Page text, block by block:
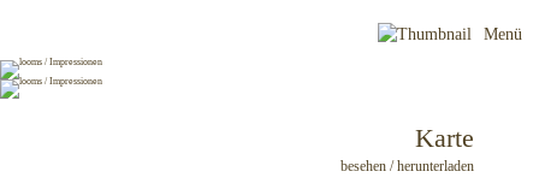
Restaurant
Inhaltsübersicht
öffnen
Menü
Karte
besehen / herunterladen